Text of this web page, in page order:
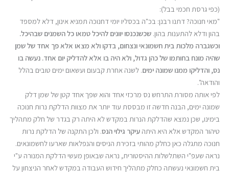
(כפי גרסת חכמי בבל):
"מאי חנוכה? דתנו רבנן: בכ"ה בכסליו יומי דחנוכה תמניא אינון, דלא למספד
בהון ודלא להתענות בהון. שכשנכנסו יוונים להיכל טמאו כל השמנים שבהיכל.
וכשגברה מלכות בית חשמונאי ונצחום, בדקו ולא מצאו אלא פך אחד של שמן
שהיה מונח בחותמו של כהן גדול, ולא היה בו אלא להדליק יום אחד. נעשה בו
נס, והדליקו ממנו שמונה ימים. לשנה אחרת קבעום ועשאום ימים טובים בהלל
והודאה".
לפי אותה מסורת התרחש נס מרכזי אחד והוא שפך אחד קטן של שמן דלק
שמונה ימים, הבנה חדשה זו מבססת עוד יותר את מצוות הדלקת נרות חנוכה
בימינו, שכן נמצא שהדלקת הנרות במקדש לא היתה רק בגדר של חלק מתהליך
טיהור המקדש אלא היא היתה עיקר גילוי הנס. ולכן התקנה של הדלקת נרות
חנוכה מתגלה כאן כחלק מהותי בזכירת הניסים והנפלאות שארעו לחשמונאים.
נראה שעפ"י השתלשלות ההיסטורית, נראה שבאופן מעשי הדלקת המנורה ע"י
בית חשמונאי נעשתה כחלק מתהליך חידוש העבודה במקדש לאחר הניצחון על